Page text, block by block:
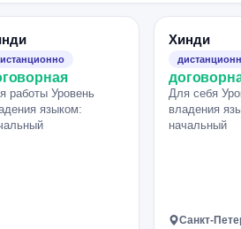
работы Уровень
языком:
Хинди
Для себя
владения
начальный
Санкт-